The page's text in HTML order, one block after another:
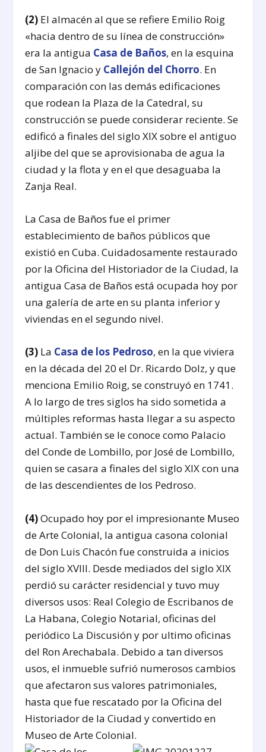
(2) El almacén al que se refiere Emilio Roig
«hacia dentro de su línea de construcción»
era la antigua Casa de Baños, en la esquina
de San Ignacio y Callejón del Chorro. En
comparación con las demás edificaciones
que rodean la Plaza de la Catedral, su
construcción se puede considerar reciente. Se
edificó a finales del siglo XIX sobre el antiguo
aljibe del que se aprovisionaba de agua la
ciudad y la flota y en el que desaguaba la
Zanja Real.
La Casa de Baños fue el primer
establecimiento de baños públicos que
existió en Cuba. Cuidadosamente restaurado
por la Oficina del Historiador de la Ciudad, la
antigua Casa de Baños está ocupada hoy por
una galería de arte en su planta inferior y
viviendas en el segundo nivel.
(3) La Casa de los Pedroso, en la que viviera
en la década del 20 el Dr. Ricardo Dolz, y que
menciona Emilio Roig, se construyó en 1741.
A lo largo de tres siglos ha sido sometida a
múltiples reformas hasta llegar a su aspecto
actual. También se le conoce como Palacio
del Conde de Lombillo, por José de Lombillo,
quien se casara a finales del siglo XIX con una
de las descendientes de los Pedroso.
(4)Ocupado hoy por el impresionante Museo
de Arte Colonial, la antigua casona colonial
de Don Luis Chacón fue construida a inicios
del siglo XVIII. Desde mediados del siglo XIX
perdió su carácter residencial y tuvo muy
diversos usos: Real Colegio de Escribanos de
La Habana, Colegio Notarial, oficinas del
periódico La Discusión y por ultimo oficinas
del Ron Arechabala. Debido a tan diversos
usos, el inmueble sufrió numerosos cambios
que afectaron sus valores patrimoniales,
hasta que fue rescatado por la Oficina del
Historiador de la Ciudad y convertido en
Museo de Arte Colonial.